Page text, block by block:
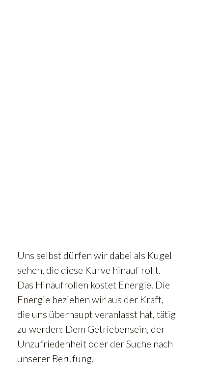
Uns selbst dürfen wir dabei als Kugel
sehen, die diese Kurve hinauf rollt.
Das Hinaufrollen kostet Energie. Die
Energie beziehen wir aus der Kraft,
die uns überhaupt veranlasst hat, tätig
zu werden: Dem Getriebensein, der
Unzufriedenheit oder der Suche nach
unserer Berufung.